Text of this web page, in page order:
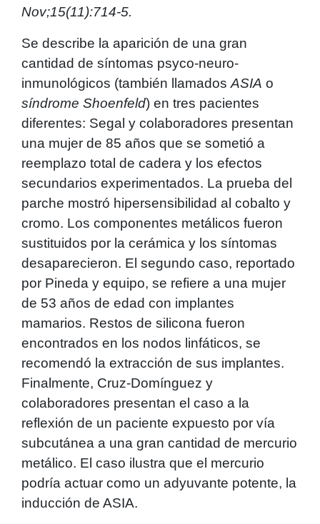
Nov;15(11):714-5.
Se describe la aparición de una gran
cantidad de síntomas psyco-neuro-
inmunológicos (también llamados ASIA o
síndrome Shoenfeld) en tres pacientes
diferentes: Segal y colaboradores presentan
una mujer de 85 años que se sometió a
reemplazo total de cadera y los efectos
secundarios experimentados. La prueba del
parche mostró hipersensibilidad al cobalto y
cromo. Los componentes metálicos fueron
sustituidos por la cerámica y los síntomas
desaparecieron. El segundo caso, reportado
por Pineda y equipo, se refiere a una mujer
de 53 años de edad con implantes
mamarios. Restos de silicona fueron
encontrados en los nodos linfáticos, se
recomendó la extracción de sus implantes.
Finalmente, Cruz-Domínguez y
colaboradores presentan el caso a la
reflexión de un paciente expuesto por vía
subcutánea a una gran cantidad de mercurio
metálico. El caso ilustra que el mercurio
podría actuar como un adyuvante potente, la
inducción de ASIA.